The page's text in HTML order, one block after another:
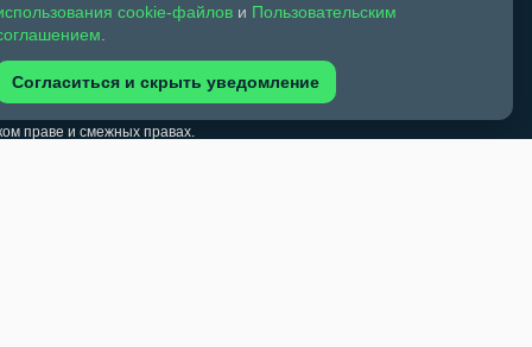
о регистрации СМИ ЭЛ № ФС 77 –
праве и смежных правах.
cookie-файлов и Пользовательским
Согласиться и скрыть уведомление